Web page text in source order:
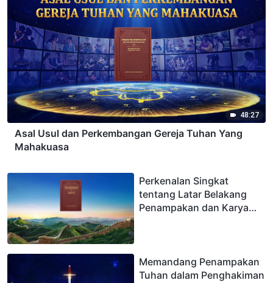
48:27
Asal Usul dan Perkembangan Gereja Tuhan Yang
Mahakuasa
Perkenalan Singkat
tentang Latar Belakang
Penampakan dan Karya
Memandang Penampakan
Tuhan dalam Penghakiman